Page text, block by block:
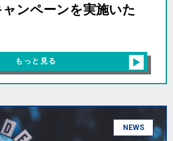
ンペーンを実施いた
もっと見る
NEWS